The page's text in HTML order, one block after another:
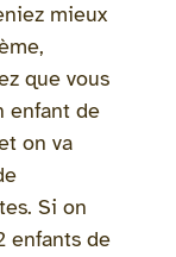
mieux
que vous
enfant de
on va
Si on
enfants de